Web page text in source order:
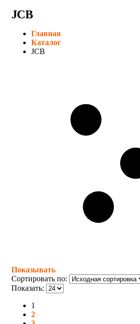
JCB
Главная
Каталог
JCB
Показывать
Сортировать по:
Показать:
1
2